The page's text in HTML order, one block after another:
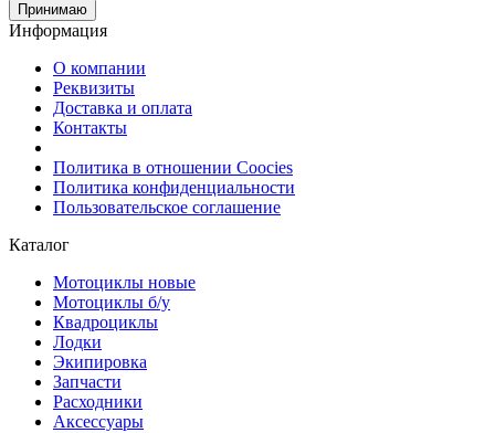
Принимаю
Информация
О компании
Реквизиты
Доставка и оплата
Контакты
Политика в отношении Coocies
Политика конфиденциальности
Пользовательское соглашение
Каталог
Мотоциклы новые
Мотоциклы б/у
Квадроциклы
Лодки
Экипировка
Запчасти
Расходники
Аксессуары